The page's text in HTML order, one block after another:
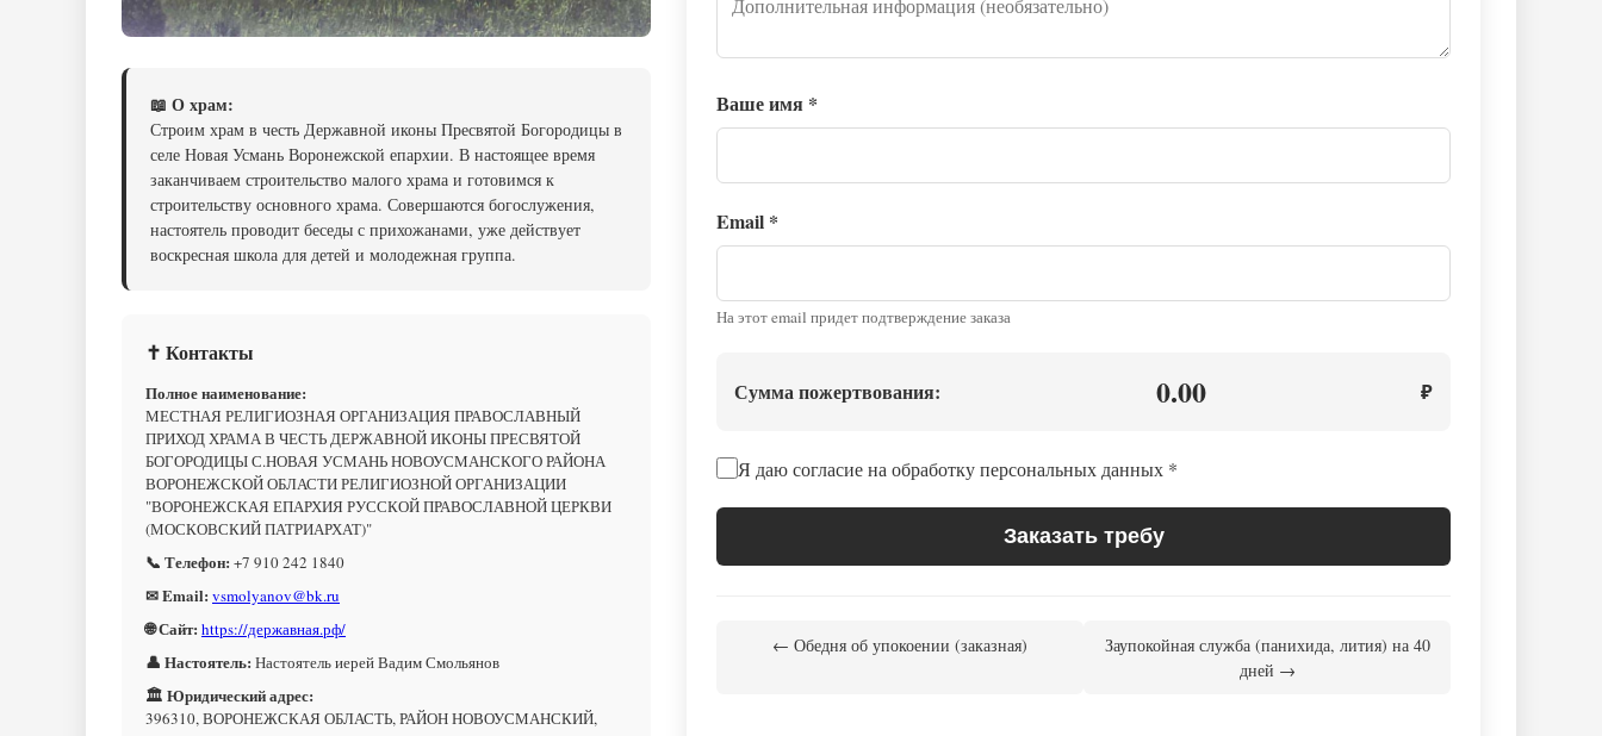
📖 О храм:
Строим храм в честь Державной иконы Пресвятой Богородицы в
селе Новая Усмань Воронежской епархии. В настоящее время
заканчиваем строительство малого храма и готовимся к
строительству основного храма. Совершаются богослужения,
настоятель проводит беседы с прихожанами, уже действует
воскресная школа для детей и молодежная группа.
✝ Контакты
Полное наименование:
МЕСТНАЯ РЕЛИГИОЗНАЯ ОРГАНИЗАЦИЯ ПРАВОСЛАВНЫЙ
ПРИХОД ХРАМА В ЧЕСТЬ ДЕРЖАВНОЙ ИКОНЫ ПРЕСВЯТОЙ
БОГОРОДИЦЫ С.НОВАЯ УСМАНЬ НОВОУСМАНСКОГО РАЙОНА
ВОРОНЕЖСКОЙ ОБЛАСТИ РЕЛИГИОЗНОЙ ОРГАНИЗАЦИИ
"ВОРОНЕЖСКАЯ ЕПАРХИЯ РУССКОЙ ПРАВОСЛАВНОЙ ЦЕРКВИ
(МОСКОВСКИЙ ПАТРИАРХАТ)"
📞 Телефон: +7 910 242 1840
✉ Email: vsmolyanov@bk.ru
🌐 Сайт: https://державная.рф/
👤 Настоятель: Настоятель иерей Вадим Смольянов
🏛 Юридический адрес:
396310, ВОРОНЕЖСКАЯ ОБЛАСТЬ, РАЙОН НОВОУСМАНСКИЙ,
Ваше имя *
Email *
На этот email придет подтверждение заказа
Сумма пожертвования: 0.00 ₽
Я даю согласие на обработку персональных данных *
Заказать требу
← Обедня об упокоении (заказная)
Заупокойная служба (панихида, лития) на 40
дней →